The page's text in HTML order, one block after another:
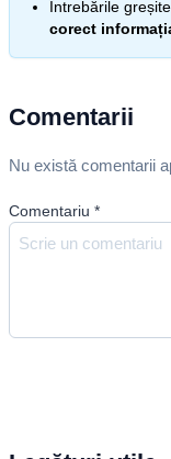
Întrebările
corect
Comentarii
Nu există comentarii
Comentariu *